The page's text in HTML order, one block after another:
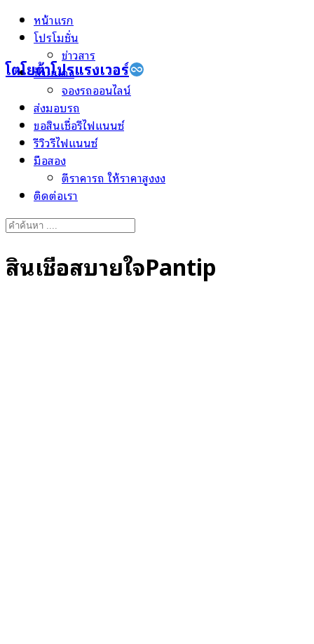
Skip
โตโยต้าโปรแรงเวอร์
หน้าแรก
โปรโมชั่น
ข่าวสาร
ป้ายแดง
จองรถออนไลน์
ส่งมอบรถ
ขอสินเชื่อรีไฟแนนซ์
รีวิวรีไฟแนนซ์
มือสอง
ตีราคารถ ให้ราคาสูงงง
ติดต่อเรา
Search
สินเชื่อสบายใจPantip